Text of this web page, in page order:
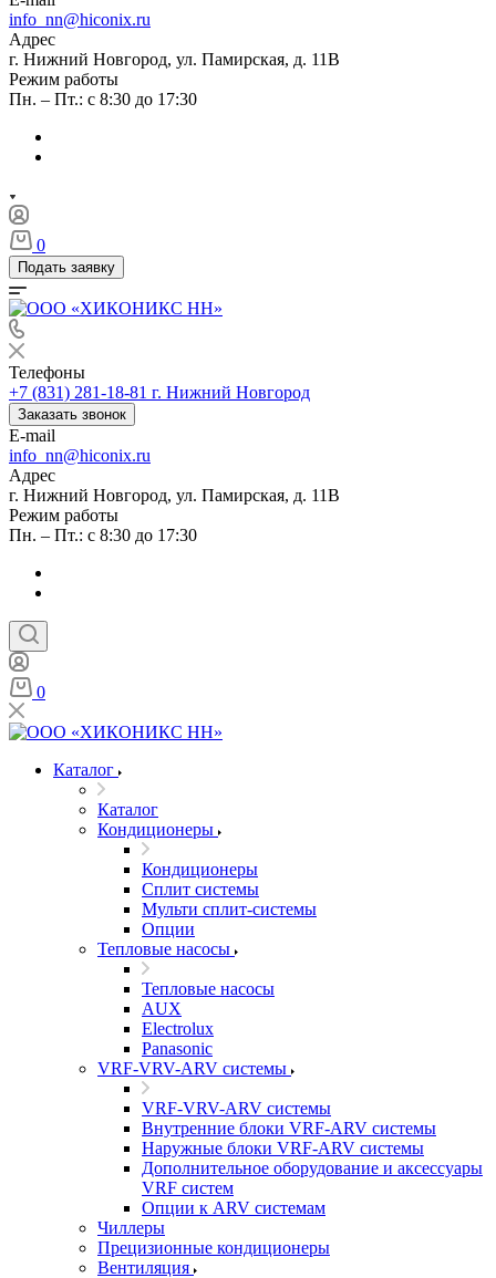
info_nn@hiconix.ru
Адрес
г. Нижний Новгород, ул. Памирская, д. 11В
Режим работы
Пн. – Пт.: с 8:30 до 17:30
0
Подать заявку
Телефоны
+7 (831) 281-18-81 г. Нижний Новгород
Заказать звонок
E-mail
info_nn@hiconix.ru
Адрес
г. Нижний Новгород, ул. Памирская, д. 11В
Режим работы
Пн. – Пт.: с 8:30 до 17:30
0
Каталог
Каталог
Кондиционеры
Кондиционеры
Сплит системы
Мульти сплит-системы
Опции
Тепловые насосы
Тепловые насосы
AUX
Electrolux
Panasonic
VRF-VRV-ARV системы
VRF-VRV-ARV системы
Внутренние блоки VRF-ARV системы
Наружные блоки VRF-ARV системы
Дополнительное оборудование и аксессуары
VRF систем
Опции к ARV системам
Чиллеры
Прецизионные кондиционеры
Вентиляция